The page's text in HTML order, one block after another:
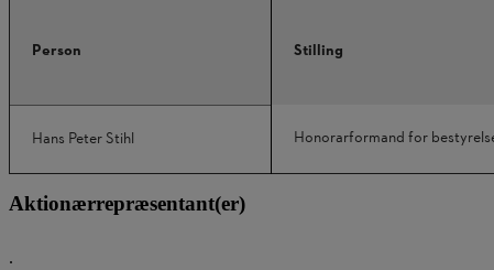
Person Stilling
Hans Peter Stihl Honorarformand for
Aktionærrepræsentant(er)
.